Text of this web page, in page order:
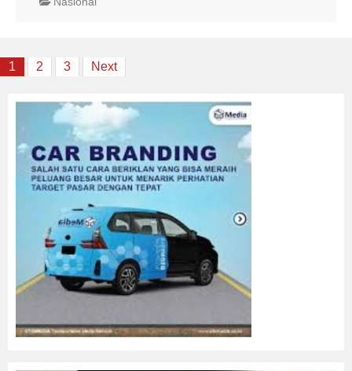
Posts
1 2 3 Next